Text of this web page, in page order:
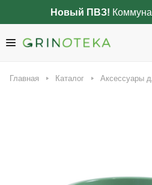
Новый ПВЗ!
Главная Каталог Аксессуары